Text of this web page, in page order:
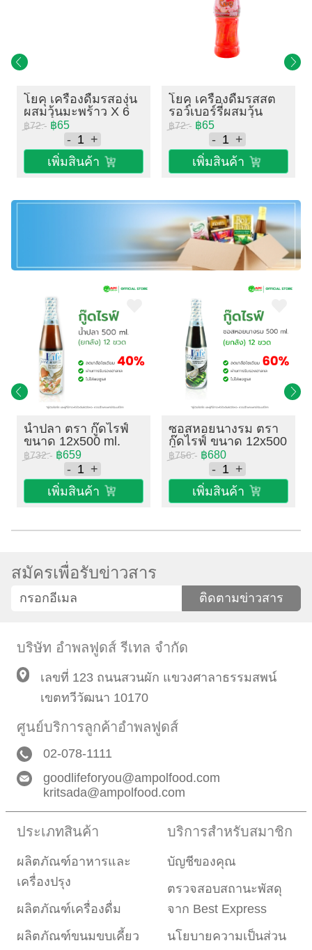
โยคุ เครื่องดื่มรสองุ่น
ผสมวุ้นมะพร้าว X 6
ขวด
฿72.- ฿65
-
+
เพิ่มสินค้า
โยคุ เครื่องดื่มรสสต
รอว์เบอร์รี่ผสมวุ้น
มะพร้าว X 6 ขวด
฿72.- ฿65
-
+
เพิ่มสินค้า
น้ำปลา ตรา กู๊ดไรฟ์
ขนาด 12x500 ml.
฿732.- ฿659
-
+
เพิ่มสินค้า
ซอสหอยนางรม ตรา
กู๊ดไรฟ์ ขนาด 12x500
ml.
฿756.- ฿680
-
+
เพิ่มสินค้า
สมัครเพื่อรับข่าวสาร
ติดตามข่าวสาร
บริษัท อำพลฟูดส์ รีเทล จำกัด
เลขที่ 123 ถนนสวนผัก แขวงศาลาธรรมสพน์
เขตทวีวัฒนา 10170
ศูนย์บริการลูกค้าอำพลฟูดส์
02-078-1111
goodlifeforyou@ampolfood.com
kritsada@ampolfood.com
ประเภทสินค้า
ผลิตภัณฑ์อาหารและ
เครื่องปรุง
ผลิตภัณฑ์เครื่องดื่ม
ผลิตภัณฑ์ขนมขบเคี้ยว
บริการสำหรับสมาชิก
บัญชีของคุณ
ตรวจสอบสถานะพัสดุ
จาก Best Express
นโยบายความเป็นส่วน